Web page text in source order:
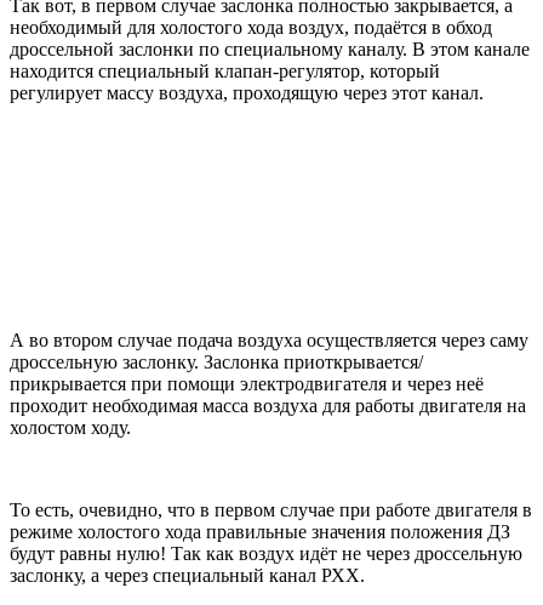
Так вот, в первом случае заслонка полностью закрывается, а
необходимый для холостого хода воздух, подаётся в обход
дроссельной заслонки по специальному каналу. В этом канале
находится специальный клапан-регулятор, который
регулирует массу воздуха, проходящую через этот канал.
А во втором случае подача воздуха осуществляется через саму
дроссельную заслонку. Заслонка приоткрывается/
прикрывается при помощи электродвигателя и через неё
проходит необходимая масса воздуха для работы двигателя на
холостом ходу.
То есть, очевидно, что в первом случае при работе двигателя в
режиме холостого хода правильные значения положения ДЗ
будут равны нулю! Так как воздух идёт не через дроссельную
заслонку, а через специальный канал РХХ.